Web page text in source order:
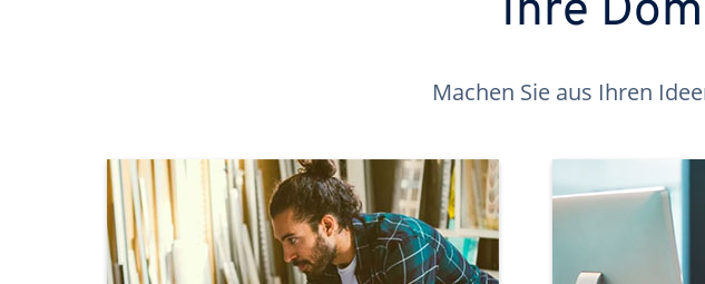
Ihre
Machen Sie aus Ihren